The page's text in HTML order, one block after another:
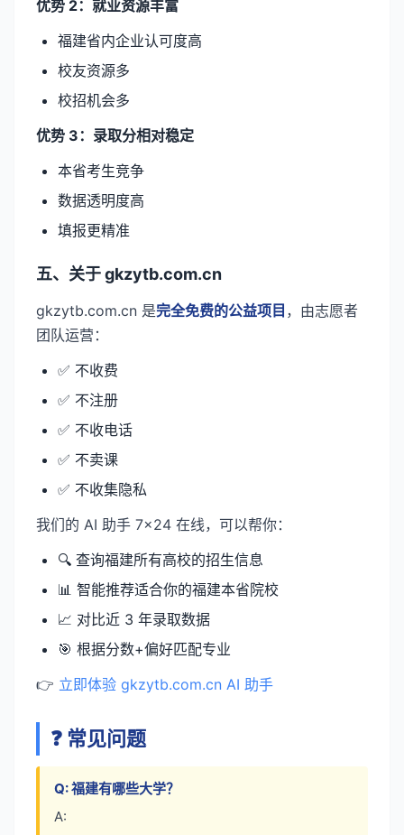
优势 2：就业资源丰富
福建省内企业认可度高
校友资源多
校招机会多
优势 3：录取分相对稳定
本省考生竞争
数据透明度高
填报更精准
五、关于 gkzytb.com.cn
gkzytb.com.cn 是完全免费的公益项目 ，由志愿者
团队运营：
✅ 不收费
✅ 不注册
✅ 不收电话
✅ 不卖课
✅ 不收集隐私
我们的 AI 助手 7×24 在线，可以帮你：
🔍 查询福建所有高校的招生信息
📊 智能推荐适合你的福建本省院校
📈 对比近 3 年录取数据
🎯 根据分数+偏好匹配专业
👉 立即体验 gkzytb.com.cn AI 助手
❓ 常见问题
Q: 福建有哪些大学？
A: